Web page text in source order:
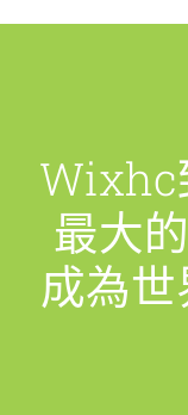
Wixhc
最大
成為